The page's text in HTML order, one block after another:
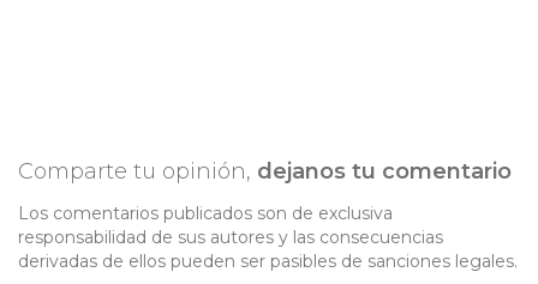
Comparte tu opinión, dejanos tu comentario
Los comentarios publicados son de exclusiva
responsabilidad de sus autores y las consecuencias
derivadas de ellos pueden ser pasibles de sanciones legales.